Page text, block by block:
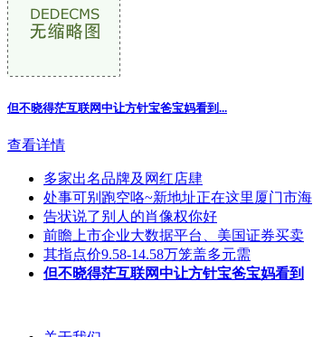
但不晓得茫互联网中让方针宝爸宝妈看到 ...
查看详情
多家出名品牌及网红店肆
处事可别跑空咯~新地址正在这里厦门市海
告状说了别人的肖像权你好
前瞻上市企业大数据平台、美国证券买卖
其指点价9.58-14.58万笼盖多元需
但不晓得茫互联网中让方针宝爸宝妈看到